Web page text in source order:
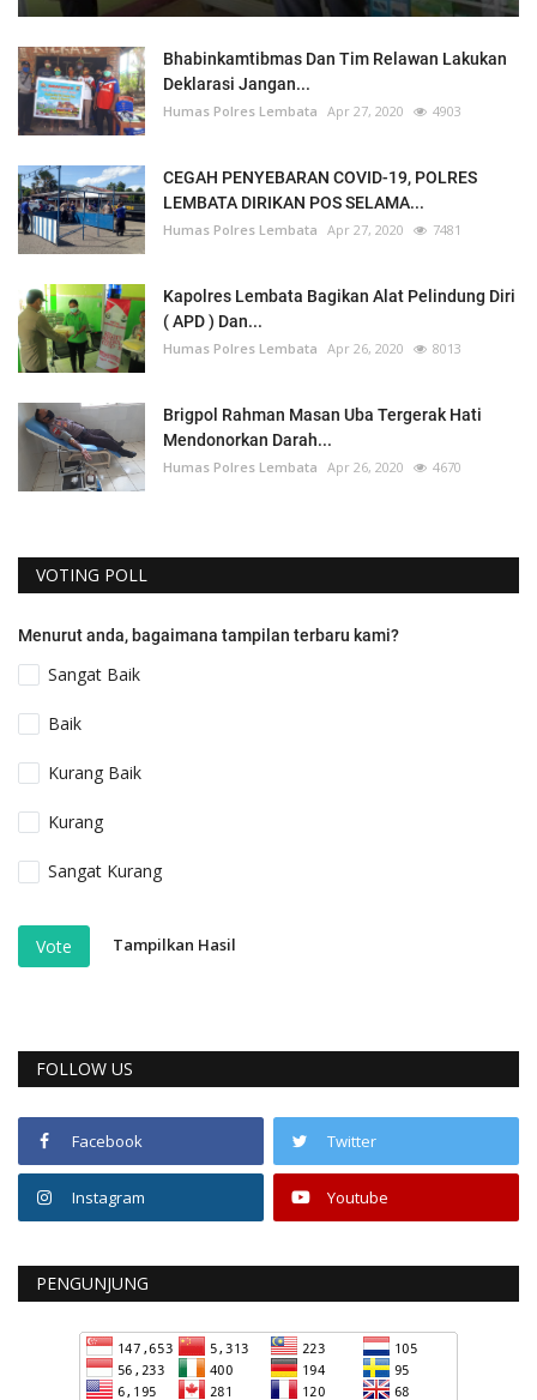
Bhabinkamtibmas Dan Tim Relawan Lakukan
Deklarasi Jangan...
Humas Polres Lembata Apr 27, 2020 4903
CEGAH PENYEBARAN COVID-19, POLRES
LEMBATA DIRIKAN POS SELAMA...
Humas Polres Lembata Apr 27, 2020 7481
Kapolres Lembata Bagikan Alat Pelindung Diri
( APD ) Dan...
Humas Polres Lembata Apr 26, 2020 8013
Brigpol Rahman Masan Uba Tergerak Hati
Mendonorkan Darah...
Humas Polres Lembata Apr 26, 2020 4670
VOTING POLL
Menurut anda, bagaimana tampilan terbaru kami?
Sangat Baik
Baik
Kurang Baik
Kurang
Sangat Kurang
Vote Tampilkan Hasil
FOLLOW US
Facebook Twitter
Instagram Youtube
PENGUNJUNG